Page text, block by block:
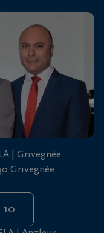
| Grivegnée
Grivegnée
10